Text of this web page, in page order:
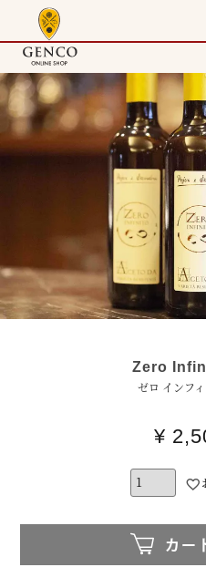
ゼロ インフ
Zero
¥
カー